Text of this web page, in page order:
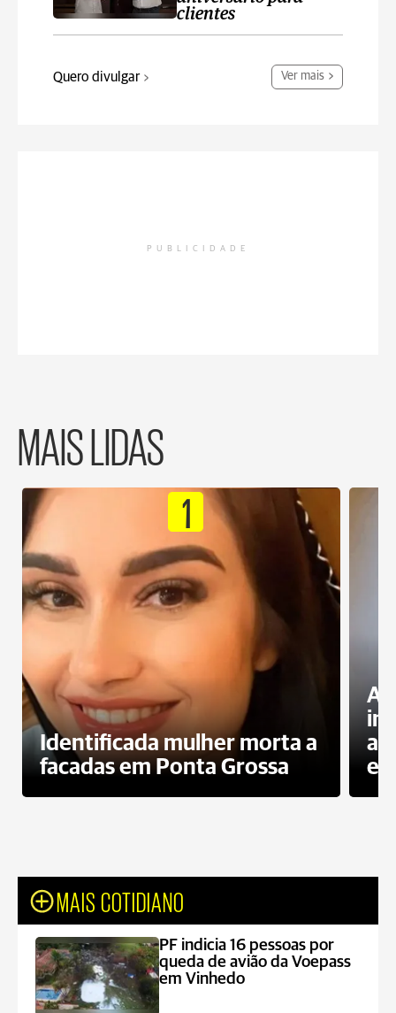
clientes
Quero divulgar Ver mais
PUBLICIDADE
MAIS LIDAS
1
Identificada mulher morta a
facadas em Ponta Grossa
MAIS COTIDIANO
PF indicia 16 pessoas por
queda de avião da Voepass
em Vinhedo